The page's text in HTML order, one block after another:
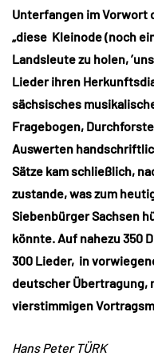
Unterfangen im Vorwort
„diese Kleinode (noch
Landsleute zu holen,
Lieder ihren
sächsisches
Fragebogen,
Auswerten
Sätze kam schließlich,
zustande, was zum
Siebenbürger Sachsen
könnte. Auf nahezu 350
300 Lieder, in
deutscher Übertragung,
vierstimmigen
Hans Peter TÜRK